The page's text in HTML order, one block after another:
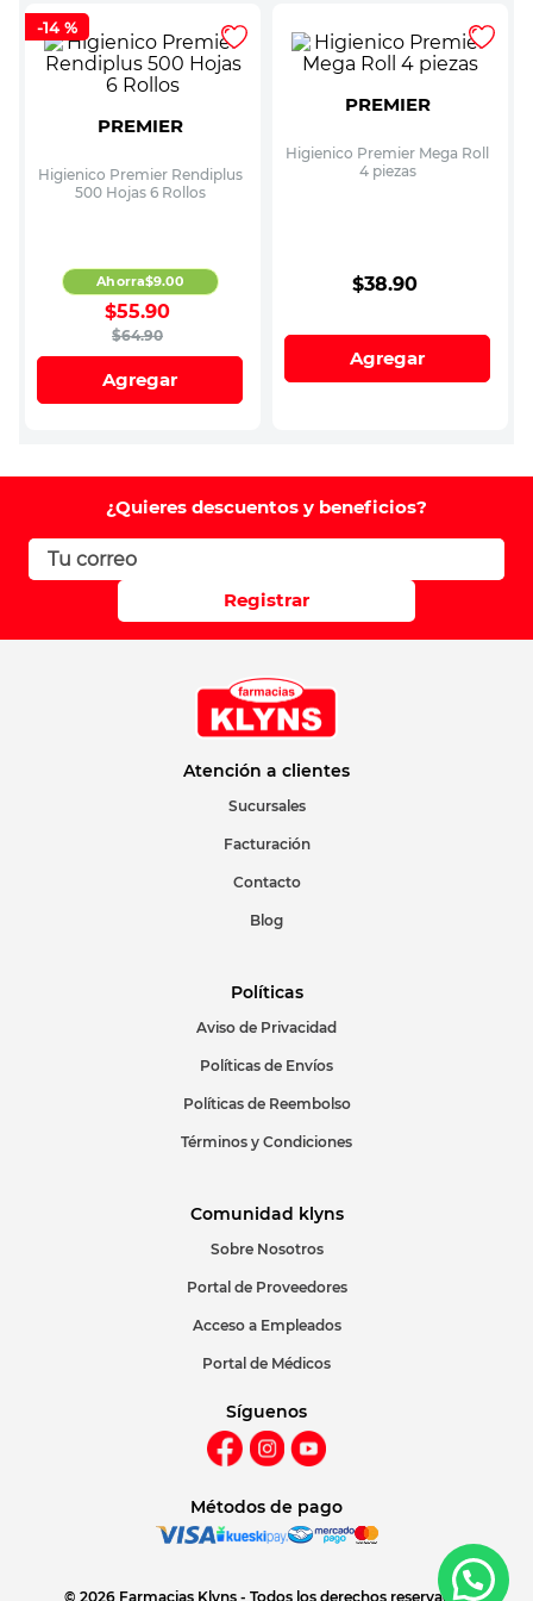
-14 %
PREMIER
Higienico Premier Rendiplus
500 Hojas 6 Rollos
$64.90
$55.90
Ahorra$9.00
Agregar
PREMIER
Higienico Premier Mega Roll
4 piezas
$38.90
Agregar
¿Quieres descuentos y beneficios?
Registrar
Atención a clientes
Sucursales
Facturación
Contacto
Blog
Políticas
Aviso de Privacidad
Políticas de Envíos
Políticas de Reembolso
Términos y Condiciones
Comunidad klyns
Sobre Nosotros
Portal de Proveedores
Acceso a Empleados
Portal de Médicos
Síguenos
Métodos de pago
© 2026 Farmacias Klyns - Todos los derechos reservados